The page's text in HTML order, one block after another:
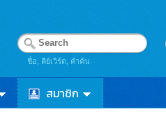
ชื่อ, คีย์เวิร์ด, คำค้น
สมาชิก